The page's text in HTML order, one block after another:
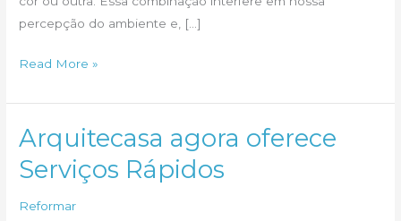
percepção do ambiente e, […]
Cores
a
pintura
sua
Read More »
Arquitecasa agora oferece
Serviços Rápidos
Reformar